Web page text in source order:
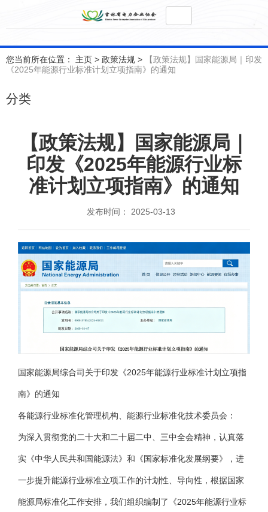
您当前所在位置： 主页 > 政策法规 >
【政策法规】国家能源局｜印发
《2025年能源行业标准计划立项指南》的通知
分类
【政策法规】国家能源局｜
印发《2025年能源行业标
准计划立项指南》的通知
发布时间： 2025-03-13
国家能源局综合司关于印发《2025年能源行业标准计划立项指
南》的通知
各能源行业标准化管理机构、能源行业标准化技术委员会：
为深入贯彻党的二十大和二十届二中、三中全会精神，认真落
实《中华人民共和国能源法》和《国家标准化发展纲要》，进
一步提升能源行业标准立项工作的计划性、导向性，根据国家
能源局标准化工作安排，我们组织编制了《2025年能源行业标